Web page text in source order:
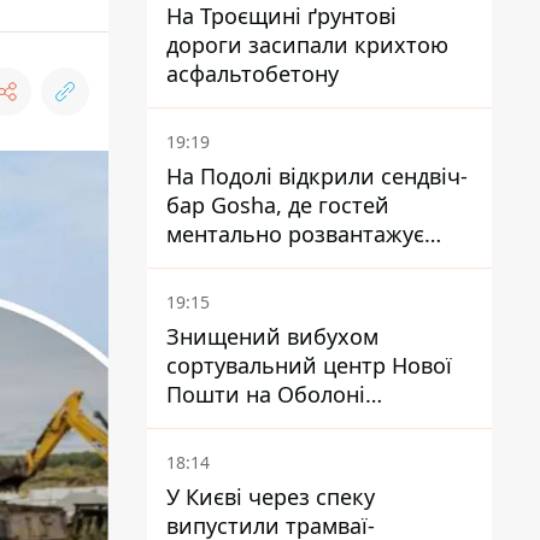
На Троєщині ґрунтові
дороги засипали крихтою
асфальтобетону
19:19
На Подолі відкрили сендвіч-
бар Gosha, де гостей
ментально розвантажує
акула
19:15
Знищений вибухом
сортувальний центр Нової
Пошти на Оболоні
запрацював - видають
посилки
18:14
У Києві через спеку
випустили трамваї-